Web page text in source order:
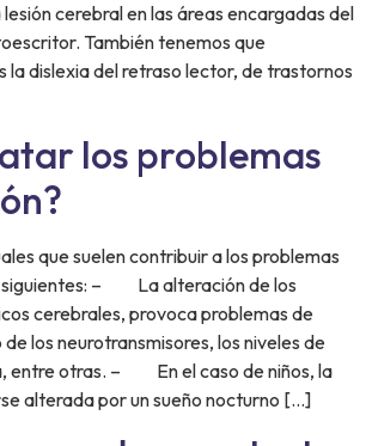
cerebral en las áreas encargadas del
También tenemos que
la dislexia del retraso lector, de trastornos
los problemas
que suelen contribuir a los problemas
siguientes: – La alteración de los
cerebrales, provoca problemas de
los neurotransmisores, los niveles de
entre otras. – En el caso de niños, la
alterada por un sueño nocturno […]